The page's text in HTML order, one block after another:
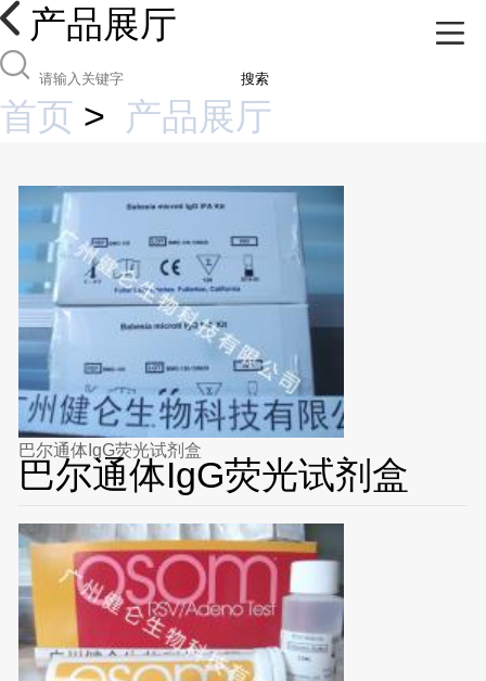
产品展厅
搜索
首页 > 产品展厅
巴尔通体IgG荧光试剂盒
巴尔通体IgG荧光试剂盒